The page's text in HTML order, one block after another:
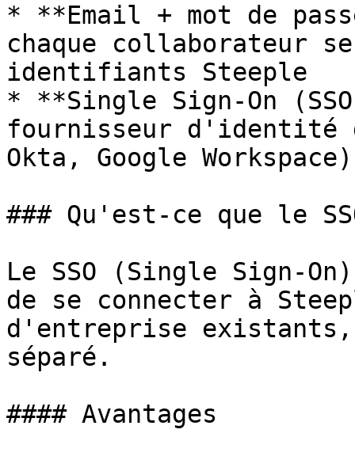
* **Email + mot de
chaque collaborateur
identifiants Steeple
* **Single Sign-On
fournisseur d'identité
Okta, Google Workspace)
### Qu'est-ce que le
Le SSO (Single Sign-
de se connecter à
d'entreprise existants,
séparé.
#### Avantages